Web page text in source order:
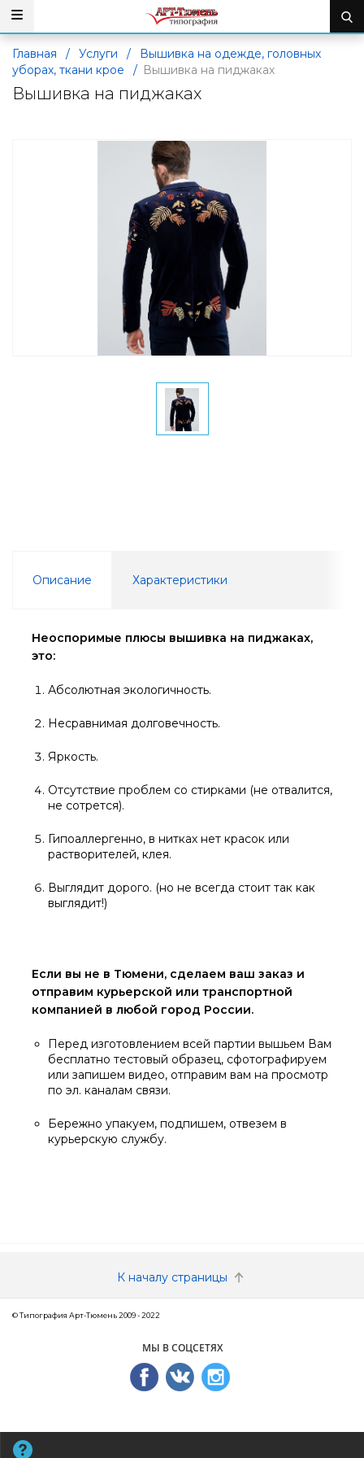
Главная / Услуги /
Вышивка на одежде, головных
уборах, ткани крое
/ Вышивка на пиджаках
Вышивка на пиджаках
Описание Характеристики
Неоспоримые плюсы вышивка на пиджаках,
это:
Абсолютная экологичность.
Несравнимая долговечность.
Яркость.
Отсутствие проблем со стирками (не отвалится,
не сотрется).
Гипоаллергенно, в нитках нет красок или
растворителей, клея.
Выглядит дорого. (но не всегда стоит так как
выглядит!)
Если вы не в Тюмени, сделаем ваш заказ и
отправим курьерской или транспортной
компанией в любой город России.
Перед изготовлением всей партии вышьем Вам
бесплатно тестовый образец, сфотографируем
или запишем видео, отправим вам на просмотр
по эл. каналам связи.
Бережно упакуем, подпишем, отвезем в
курьерскую службу.
К началу страницы
© Типография Арт-Тюмень 2009 - 2022
МЫ В СОЦСЕТЯХ